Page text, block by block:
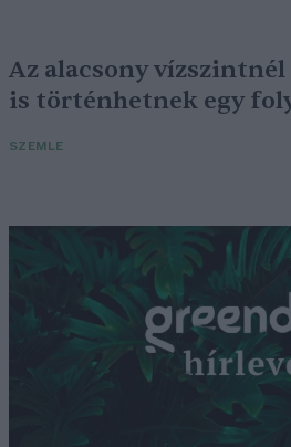
Az alacsony
is történhetnek egy
SZEMLE